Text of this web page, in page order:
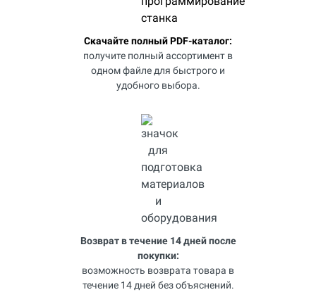
Скачайте полный PDF-каталог:
получите полный ассортимент в
одном файле для быстрого и
удобного выбора.
Возврат в течение 14 дней после
покупки:
возможность возврата товара в
течение 14 дней без объяснений.